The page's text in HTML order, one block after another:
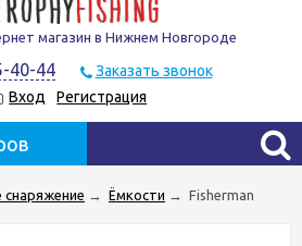
магазин в Нижнем Новгороде
40-44
Заказать звонок
Вход
Регистрация
снаряжение → Ёмкости → Fisherman